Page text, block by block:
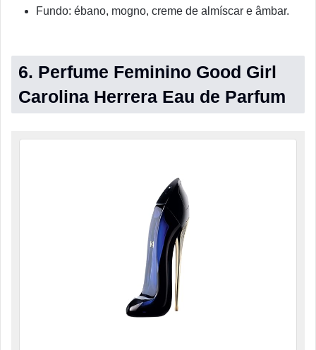
Fundo: ébano, mogno, creme de almíscar e âmbar.
6. Perfume Feminino Good Girl
Carolina Herrera Eau de Parfum